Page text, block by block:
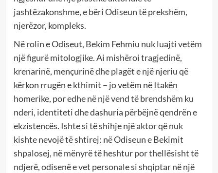
jashtëzakonshme, e bëri Odiseun të prekshëm,
njerëzor, kompleks.
Në rolin e Odiseut, Bekim Fehmiu nuk luajti vetëm
një figurë mitologjike. Ai mishëroi tragjedinë,
krenarinë, mençurinë dhe plagët e një njeriu që
kërkon rrugën e kthimit – jo vetëm në Itakën
homerike, por edhe në një vend të brendshëm ku
nderi, identiteti dhe dashuria përbëjnë qendrën e
ekzistencës. Ishte si të shihje një aktor që nuk
kishte nevojë të shtirej: në Odiseun e Bekimit
shpalosej, në mënyrë të heshtur por thellësisht të
ndjerë, odisenë e vet personale si shqiptar në një